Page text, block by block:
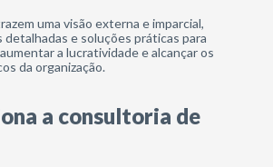
uma visão externa e imparcial,
e soluções práticas para
a lucratividade e alcançar os
da organização.
a consultoria de